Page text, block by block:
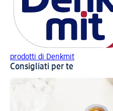
prodotti di Denkmit
Consigliati per te